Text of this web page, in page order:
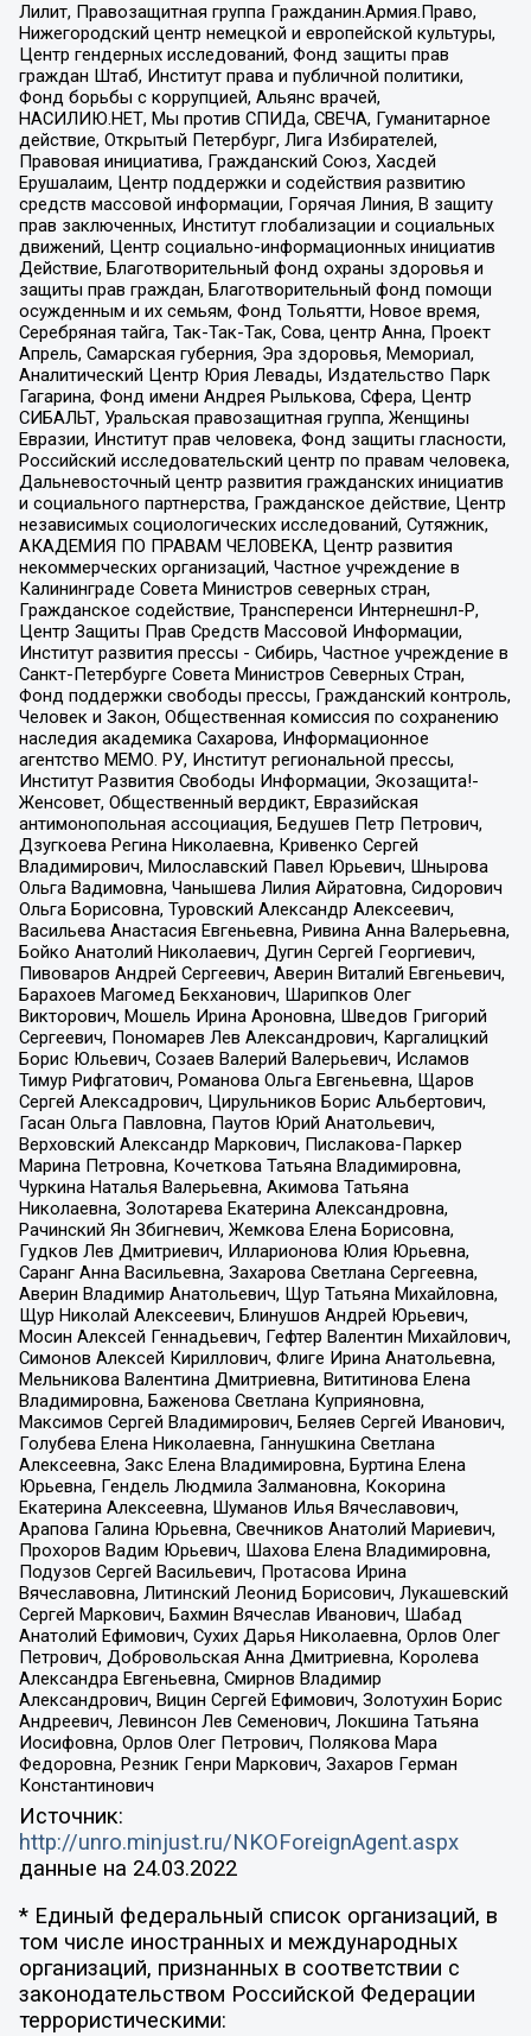
Лилит, Правозащитная группа Гражданин.Армия.Право,
Нижегородский центр немецкой и европейской культуры,
Центр гендерных исследований, Фонд защиты прав
граждан Штаб, Институт права и публичной политики,
Фонд борьбы с коррупцией, Альянс врачей,
НАСИЛИЮ.НЕТ, Мы против СПИДа, СВЕЧА, Гуманитарное
действие, Открытый Петербург, Лига Избирателей,
Правовая инициатива, Гражданский Союз, Хасдей
Ерушалаим, Центр поддержки и содействия развитию
средств массовой информации, Горячая Линия, В защиту
прав заключенных, Институт глобализации и социальных
движений, Центр социально-информационных инициатив
Действие, Благотворительный фонд охраны здоровья и
защиты прав граждан, Благотворительный фонд помощи
осужденным и их семьям, Фонд Тольятти, Новое время,
Серебряная тайга, Так-Так-Так, Сова, центр Анна, Проект
Апрель, Самарская губерния, Эра здоровья, Мемориал,
Аналитический Центр Юрия Левады, Издательство Парк
Гагарина, Фонд имени Андрея Рылькова, Сфера, Центр
СИБАЛЬТ, Уральская правозащитная группа, Женщины
Евразии, Институт прав человека, Фонд защиты гласности,
Российский исследовательский центр по правам человека,
Дальневосточный центр развития гражданских инициатив
и социального партнерства, Гражданское действие, Центр
независимых социологических исследований, Сутяжник,
АКАДЕМИЯ ПО ПРАВАМ ЧЕЛОВЕКА, Центр развития
некоммерческих организаций, Частное учреждение в
Калининграде Совета Министров северных стран,
Гражданское содействие, Трансперенси Интернешнл-Р,
Центр Защиты Прав Средств Массовой Информации,
Институт развития прессы - Сибирь, Частное учреждение в
Санкт-Петербурге Совета Министров Северных Стран,
Фонд поддержки свободы прессы, Гражданский контроль,
Человек и Закон, Общественная комиссия по сохранению
наследия академика Сахарова, Информационное
агентство МЕМО. РУ, Институт региональной прессы,
Институт Развития Свободы Информации, Экозащита!-
Женсовет, Общественный вердикт, Евразийская
антимонопольная ассоциация, Бедушев Петр Петрович,
Дзугкоева Регина Николаевна, Кривенко Сергей
Владимирович, Милославский Павел Юрьевич, Шнырова
Ольга Вадимовна, Чанышева Лилия Айратовна, Сидорович
Ольга Борисовна, Туровский Александр Алексеевич,
Васильева Анастасия Евгеньевна, Ривина Анна Валерьевна,
Бойко Анатолий Николаевич, Дугин Сергей Георгиевич,
Пивоваров Андрей Сергеевич, Аверин Виталий Евгеньевич,
Барахоев Магомед Бекханович, Шарипков Олег
Викторович, Мошель Ирина Ароновна, Шведов Григорий
Сергеевич, Пономарев Лев Александрович, Каргалицкий
Борис Юльевич, Созаев Валерий Валерьевич, Исламов
Тимур Рифгатович, Романова Ольга Евгеньевна, Щаров
Сергей Алексадрович, Цирульников Борис Альбертович,
Гасан Ольга Павловна, Паутов Юрий Анатольевич,
Верховский Александр Маркович, Пислакова-Паркер
Марина Петровна, Кочеткова Татьяна Владимировна,
Чуркина Наталья Валерьевна, Акимова Татьяна
Николаевна, Золотарева Екатерина Александровна,
Рачинский Ян Збигневич, Жемкова Елена Борисовна,
Гудков Лев Дмитриевич, Илларионова Юлия Юрьевна,
Саранг Анна Васильевна, Захарова Светлана Сергеевна,
Аверин Владимир Анатольевич, Щур Татьяна Михайловна,
Щур Николай Алексеевич, Блинушов Андрей Юрьевич,
Мосин Алексей Геннадьевич, Гефтер Валентин Михайлович,
Симонов Алексей Кириллович, Флиге Ирина Анатольевна,
Мельникова Валентина Дмитриевна, Вититинова Елена
Владимировна, Баженова Светлана Куприяновна,
Максимов Сергей Владимирович, Беляев Сергей Иванович,
Голубева Елена Николаевна, Ганнушкина Светлана
Алексеевна, Закс Елена Владимировна, Буртина Елена
Юрьевна, Гендель Людмила Залмановна, Кокорина
Екатерина Алексеевна, Шуманов Илья Вячеславович,
Арапова Галина Юрьевна, Свечников Анатолий Мариевич,
Прохоров Вадим Юрьевич, Шахова Елена Владимировна,
Подузов Сергей Васильевич, Протасова Ирина
Вячеславовна, Литинский Леонид Борисович, Лукашевский
Сергей Маркович, Бахмин Вячеслав Иванович, Шабад
Анатолий Ефимович, Сухих Дарья Николаевна, Орлов Олег
Петрович, Добровольская Анна Дмитриевна, Королева
Александра Евгеньевна, Смирнов Владимир
Александрович, Вицин Сергей Ефимович, Золотухин Борис
Андреевич, Левинсон Лев Семенович, Локшина Татьяна
Иосифовна, Орлов Олег Петрович, Полякова Мара
Федоровна, Резник Генри Маркович, Захаров Герман
Константинович
Источник:
http://unro.minjust.ru/NKOForeignAgent.aspx
данные на 24.03.2022
* Единый федеральный список организаций, в
том числе иностранных и международных
организаций, признанных в соответствии с
законодательством Российской Федерации
террористическими: